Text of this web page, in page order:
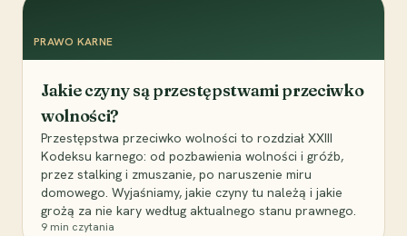
PRAWO KARNE
Jakie czyny są przestępstwami przeciwko
wolności?
Przestępstwa przeciwko wolności to rozdział XXIII
Kodeksu karnego: od pozbawienia wolności i gróźb,
przez stalking i zmuszanie, po naruszenie miru
domowego. Wyjaśniamy, jakie czyny tu należą i jakie
grożą za nie kary według aktualnego stanu prawnego.
9 min czytania